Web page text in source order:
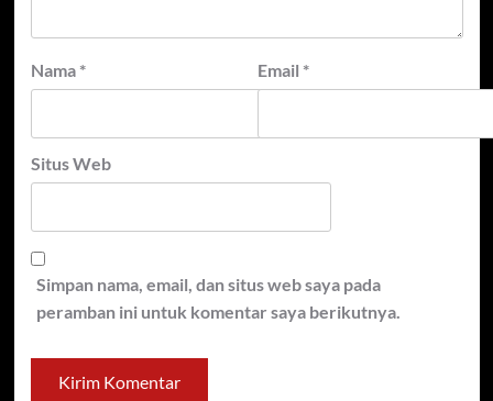
Nama * Email *
Situs Web
Simpan nama, email, dan situs web saya pada
peramban ini untuk komentar saya berikutnya.